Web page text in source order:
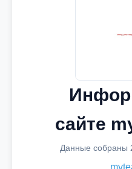
сайте
Данные собраны